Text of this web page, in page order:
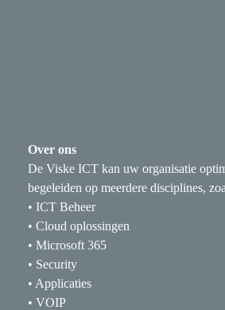
Over ons
De Viske ICT kan uw organisatie
begeleiden op meerdere disciplines,
• ICT Beheer
• Cloud oplossingen
• Microsoft 365
• Security
• Applicaties
• VOIP